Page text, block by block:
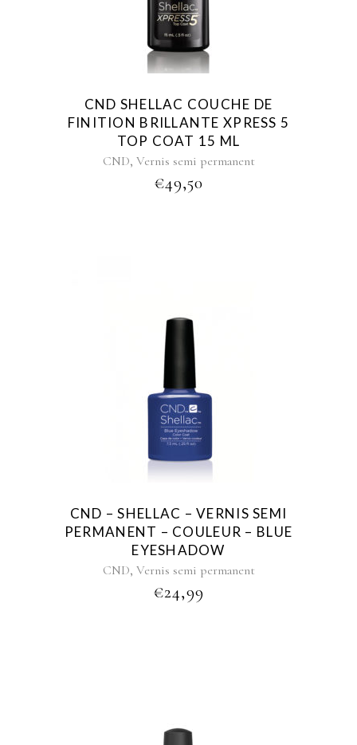
CND SHELLAC COUCHE DE
FINITION BRILLANTE XPRESS 5
TOP COAT 15 ML
CND, Vernis semi permanent
€49,50
CND – SHELLAC – VERNIS SEMI
PERMANENT – COULEUR – BLUE
EYESHADOW
CND, Vernis semi permanent
€24,99